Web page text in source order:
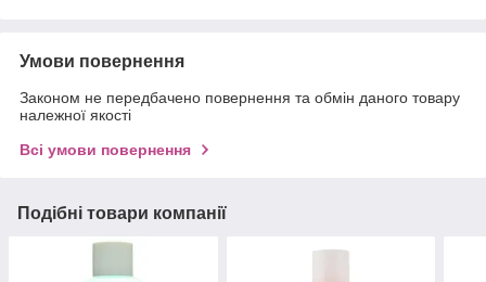
Умови повернення
Законом не передбачено повернення та обмін даного товару
належної якості
Всі умови повернення
Подібні товари компанії